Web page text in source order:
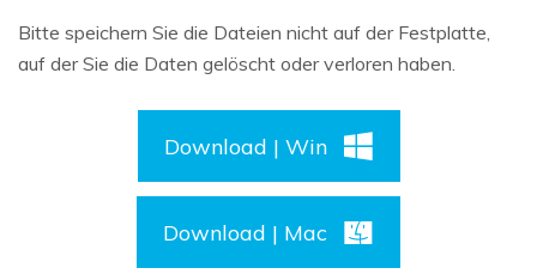
Bitte speichern Sie die Dateien nicht auf der Festplatte,
auf der Sie die Daten gelöscht oder verloren haben.
Download | Win
Download | Mac